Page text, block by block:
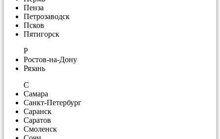
Пенза
Петрозаводск
Псков
Пятигорск
Р
Ростов-на-Дону
Рязань
С
Самара
Санкт-Петербург
Саранск
Саратов
Смоленск